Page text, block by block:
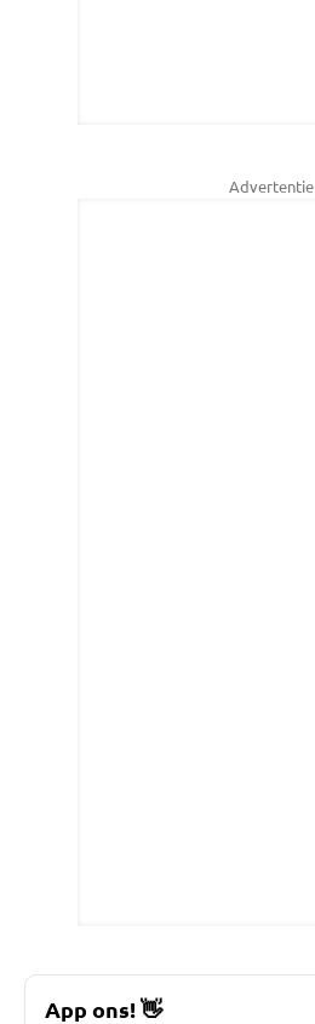
Advertentie
App ons!👋